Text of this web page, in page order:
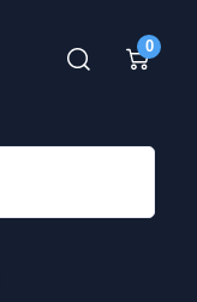
0